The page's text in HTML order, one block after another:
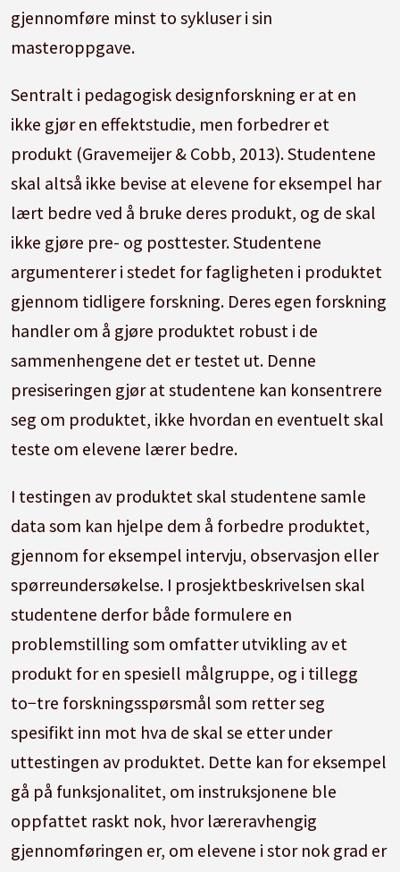
gjennomføre minst to sykluser i sin
masteroppgave.
Sentralt i pedagogisk designforskning er at en
ikke gjør en effektstudie, men forbedrer et
produkt (Gravemeijer & Cobb, 2013). Studentene
skal altså ikke bevise at elevene for eksempel har
lært bedre ved å bruke deres produkt, og de skal
ikke gjøre pre- og posttester. Studentene
argumenterer i stedet for fagligheten i produktet
gjennom tidligere forskning. Deres egen forskning
handler om å gjøre produktet robust i de
sammenhengene det er testet ut. Denne
presiseringen gjør at studentene kan konsentrere
seg om produktet, ikke hvordan en eventuelt skal
teste om elevene lærer bedre.
I testingen av produktet skal studentene samle
data som kan hjelpe dem å forbedre produktet,
gjennom for eksempel intervju, observasjon eller
spørreundersøkelse. I prosjektbeskrivelsen skal
studentene derfor både formulere en
problemstilling som omfatter utvikling av et
produkt for en spesiell målgruppe, og i tillegg
to−tre forskningsspørsmål som retter seg
spesifikt inn mot hva de skal se etter under
uttestingen av produktet. Dette kan for eksempel
gå på funksjonalitet, om instruksjonene ble
oppfattet raskt nok, hvor læreravhengig
gjennomføringen er, om elevene i stor nok grad er